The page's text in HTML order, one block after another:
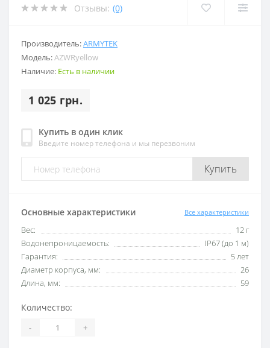
Отзывы: (0)
Производитель:ARMYTEK
Модель:AZWRyellow
Наличие: Есть в наличии
1 025 грн.
Купить в один клик
Введите номер телефона и мы перезвоним
Купить
Основные характеристики Все характеристики
Вес:
12 г
Водонепроницаемость:
IP67 (до 1 м)
Гарантия:
5 лет
Диаметр корпуса, мм:
26
Длина, мм:
59
Количество:
- +